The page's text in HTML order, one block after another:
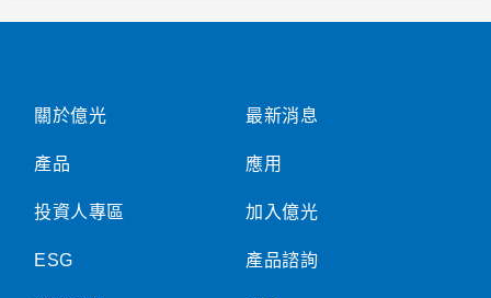
關於億光
產品
投資人專區
ESG
最新消息
應用
加入億光
產品諮詢